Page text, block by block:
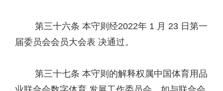
第三十六条 本守则经2022年 1 月 23 日第一
届委员会会员大会表 决通过。
第三十七条 本守则的解释权属中国体育用品